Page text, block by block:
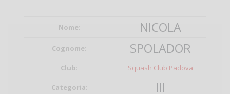
Nome: NICOLA
Cognome: SPOLADOR
Club: Squash Club Padova
Categoria: III